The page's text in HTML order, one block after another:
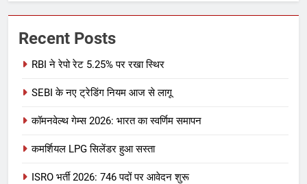
Recent Posts
RBI ने रेपो रेट 5.25% पर रखा स्थिर
SEBI के नए ट्रेडिंग नियम आज से लागू
कॉमनवेल्थ गेम्स 2026: भारत का स्वर्णिम समापन
कमर्शियल LPG सिलेंडर हुआ सस्ता
ISRO भर्ती 2026: 746 पदों पर आवेदन शुरू